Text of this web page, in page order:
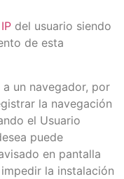
IP del usuario siendo
de esta
un navegador, por
la navegación
el Usuario
puede
en pantalla
la instalación